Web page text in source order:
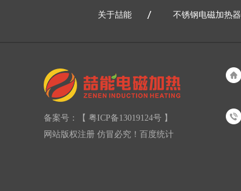
关于喆能 不锈钢电磁加热器
备案号：【 粤ICP备13019124号 】
网站版权注册 仿冒必究！ 百度统计